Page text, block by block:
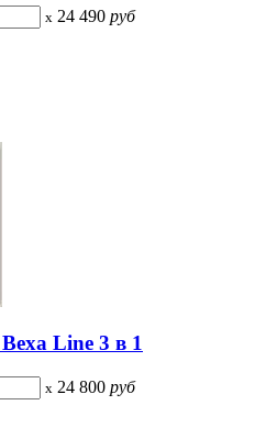
x 24 490 руб
Line 3 в 1
x 24 800 руб